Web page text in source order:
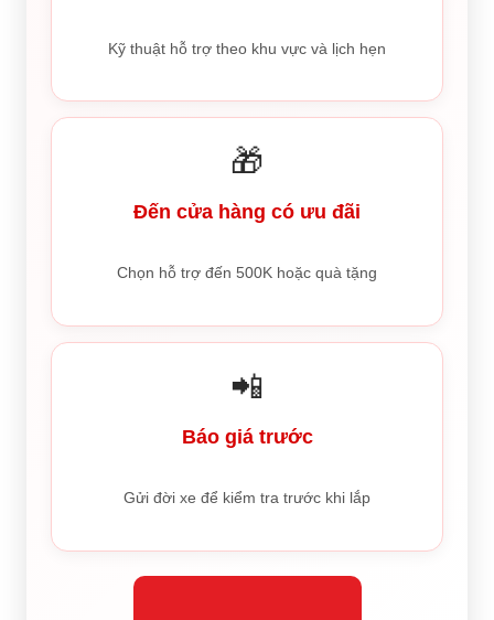
Kỹ thuật hỗ trợ theo khu vực và lịch hẹn
🎁
Đến cửa hàng có ưu đãi
Chọn hỗ trợ đến 500K hoặc quà tặng
📲
Báo giá trước
Gửi đời xe để kiểm tra trước khi lắp